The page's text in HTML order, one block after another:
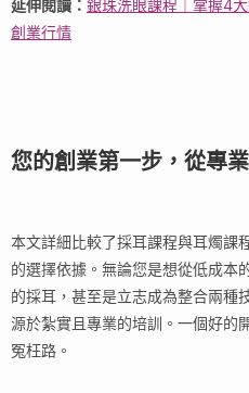
延伸閱讀： 銀珠洗眼課程｜掌握4
創業行情
您的創業第一步，從專
本文詳細比較了採耳課程與耳燭課
的選擇依據。無論您是想從低成本
的採耳，甚至是立志成為整合兩種
源於紮實且專業的培訓。一個好的
冤枉路。